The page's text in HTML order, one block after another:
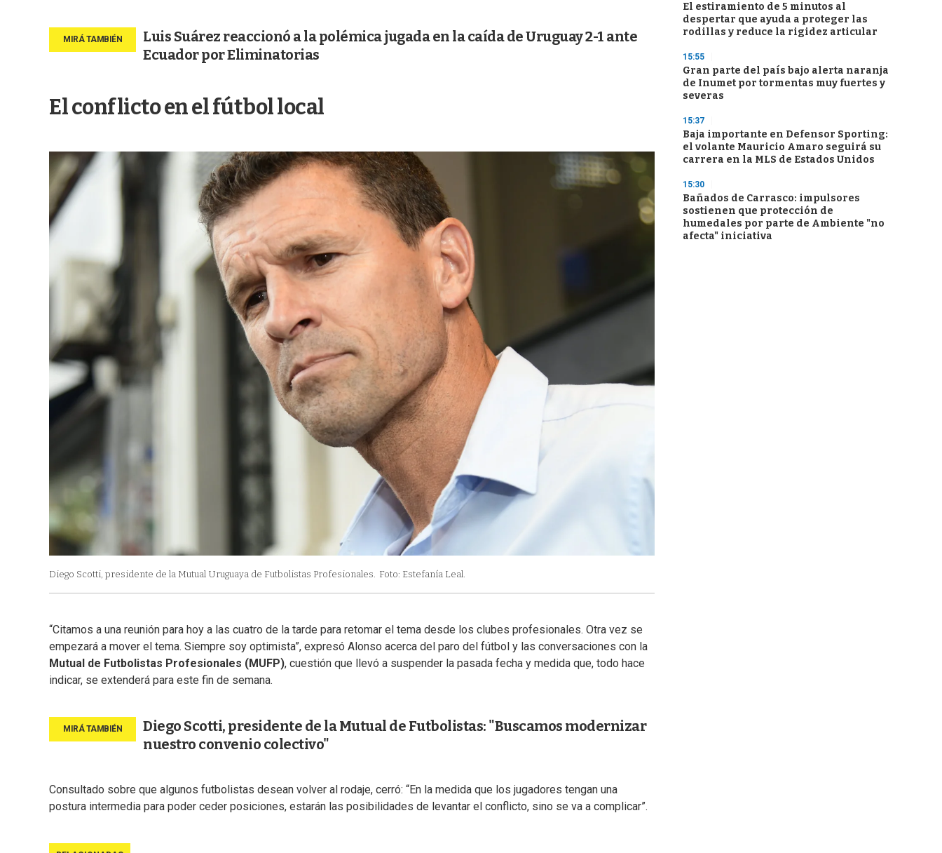
Luis Suárez reaccionó a la polémica jugada en la caída de Uruguay 2-1 ante
Ecuador por Eliminatorias
El conflicto en el fútbol local
Diego Scotti, presidente de la Mutual Uruguaya de Futbolistas Profesionales. Foto: Estefanía Leal.
“Citamos a una reunión para hoy a las cuatro de la tarde para retomar el tema desde los clubes profesionales. Otra vez se
empezará a mover el tema. Siempre soy optimista”, expresó Alonso acerca del paro del fútbol y las conversaciones con la
Mutual de Futbolistas Profesionales (MUFP), cuestión que llevó a suspender la pasada fecha y medida que, todo hace
indicar, se extenderá para este fin de semana.
Diego Scotti, presidente de la Mutual de Futbolistas: "Buscamos modernizar
nuestro convenio colectivo"
Consultado sobre que algunos futbolistas desean volver al rodaje, cerró: “En la medida que los jugadores tengan una
postura intermedia para poder ceder posiciones, estarán las posibilidades de levantar el conflicto, sino se va a complicar”.
El estiramiento de 5 minutos al
despertar que ayuda a proteger las
rodillas y reduce la rigidez articular
15:55
Gran parte del país bajo alerta naranja
de Inumet por tormentas muy fuertes y
severas
15:37
Baja importante en Defensor Sporting:
el volante Mauricio Amaro seguirá su
carrera en la MLS de Estados Unidos
15:30
Bañados de Carrasco: impulsores
sostienen que protección de
humedales por parte de Ambiente "no
afecta" iniciativa